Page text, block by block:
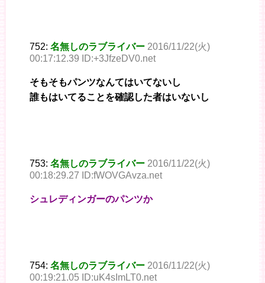
752: 名無しのラブライバー 2016/11/22(火)
00:17:12.39 ID:+3JfzeDV0.net
そもそもパンツなんてはいてないし
誰もはいてることを確認した者はいないし
753: 名無しのラブライバー 2016/11/22(火)
00:18:29.27 ID:fWOVGAvza.net
シュレディンガーのパンツか
754: 名無しのラブライバー 2016/11/22(火)
00:19:21.05 ID:uK4sImLT0.net